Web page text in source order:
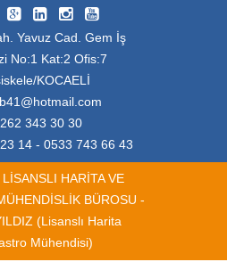
Yavuz Cad. Gem İş
No:1 Kat:2 Ofis:7
KOCAELİ
343 30 30
14 - 0533 743 66 43
HARİTA VE
BÜROSU -
(Lisanslı Harita
Mühendisi)